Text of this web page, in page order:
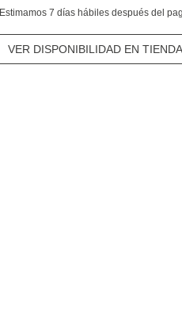
Estimamos 7 días hábiles después del
VER DISPONIBILIDAD EN TIENDA